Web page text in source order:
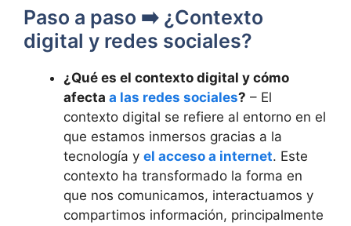
Paso a paso ➡️ ¿Contexto
digital y redes sociales?
¿Qué es el contexto digital y cómo
afecta a las redes sociales? – El
contexto digital se refiere al entorno en el
que estamos inmersos gracias a la
tecnología y el acceso a internet. Este
contexto ha transformado la forma en
que nos comunicamos, interactuamos y
compartimos información, principalmente